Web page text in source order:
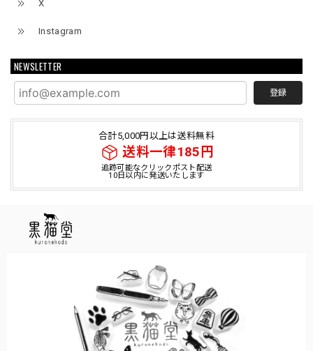
X
Instagram
NEWSLETTER
登録
合計5,000円以上は送料無料
送料一律185円
追跡可能なクリックポスト配送
10日以内に発送いたします